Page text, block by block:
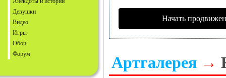
Девушки
Видео
Игры
Обои
Форум
Начать
Артгалерея →